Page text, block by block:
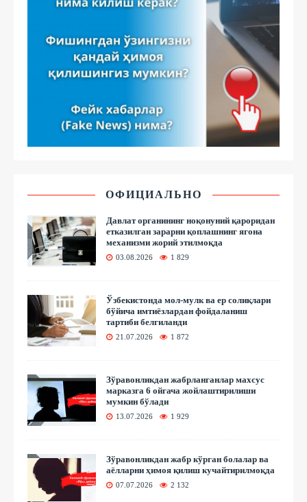
ОФИЦИАЛЬНО
Давлат органининг ноқонуний қароридан
етказилган зарарни қоплашнинг ягона
механизми жорий этилмоқда
03.08.2026 1 829
Ўзбекистонда мол-мулк ва ер солиқлари
бўйича имтиёзлардан фойдаланиш
тартиби белгиланди
21.07.2026 1 872
Зўравонликдан жабрланганлар махсус
марказга 6 ойгача жойлаштирилиши
мумкин бўлади
13.07.2026 1 929
Зўравонликдан жабр кўрган болалар ва
аёлларни ҳимоя қилиш кучайтирилмоқда
07.07.2026 2 132